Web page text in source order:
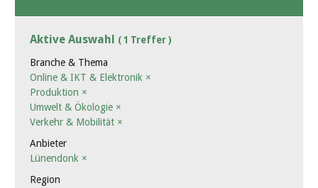
Aktive Auswahl ( 1 Treffer )
Branche & Thema
Online & IKT & Elektronik ×
Produktion ×
Umwelt & Ökologie ×
Verkehr & Mobilität ×
Anbieter
Lünendonk ×
Region